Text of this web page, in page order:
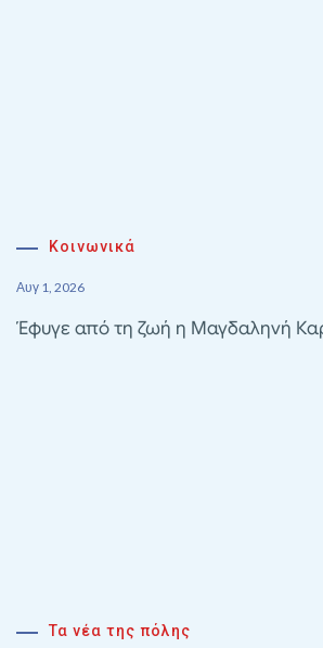
Κοινωνικά
Αυγ 1, 2026
Έφυγε από τη ζωή η Μαγδαληνή
Τα νέα της πόλης